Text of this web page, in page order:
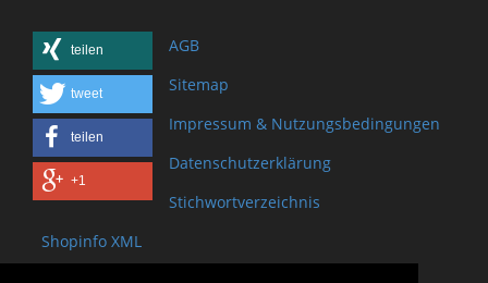
teilen
tweet
teilen
+1
AGB
Sitemap
Impressum & Nutzungsbedingungen
Datenschutzerklärung
Stichwortverzeichnis
Shopinfo XML